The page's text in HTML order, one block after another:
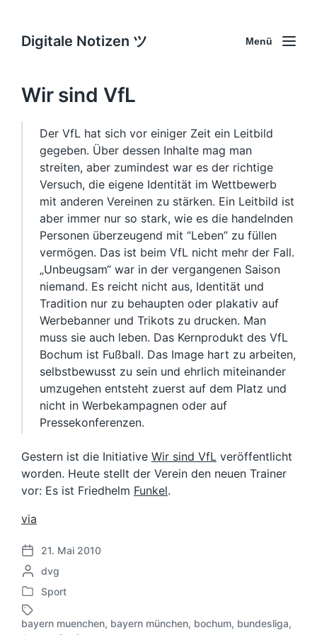
Digitale Notizen ツ Menü
Wir sind VfL
Der VfL hat sich vor einiger Zeit ein Leitbild
gegeben. Über dessen Inhalte mag man
streiten, aber zumindest war es der richtige
Versuch, die eigene Identität im Wettbewerb
mit anderen Vereinen zu stärken. Ein Leitbild ist
aber immer nur so stark, wie es die handelnden
Personen überzeugend mit “Leben” zu füllen
vermögen. Das ist beim VfL nicht mehr der Fall.
„Unbeugsam“ war in der vergangenen Saison
niemand. Es reicht nicht aus, Identität und
Tradition nur zu behaupten oder plakativ auf
Werbebanner und Trikots zu drucken. Man
muss sie auch leben. Das Kernprodukt des VfL
Bochum ist Fußball. Das Image hart zu arbeiten,
selbstbewusst zu sein und ehrlich miteinander
umzugehen entsteht zuerst auf dem Platz und
nicht in Werbekampagnen oder auf
Pressekonferenzen.
Gestern ist die Initiative Wir sind VfL veröffentlicht
worden. Heute stellt der Verein den neuen Trainer
vor: Es ist Friedhelm Funkel.
via
V
e
r
ö
f
21. Mai 2010
G
e
c
h
dvg
V
e
r
Sport
S
bayern muenchen, bayern münchen, bochum, bundesliga,